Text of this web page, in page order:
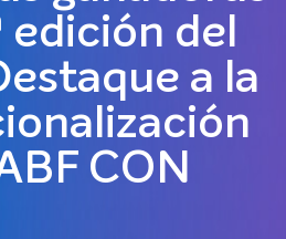
edición del
a la
CON